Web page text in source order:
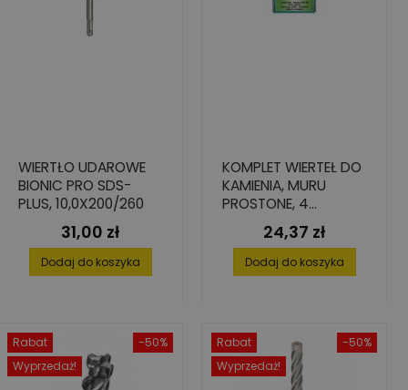
WIERTŁO UDAROWE
BIONIC PRO SDS-
PLUS, 10,0X200/260
Cena
31,00 zł
Dodaj do koszyka
KOMPLET WIERTEŁ DO
KAMIENIA, MURU
PROSTONE, 4
ELEMENTY: 5-10 MM
Cena
24,37 zł
Dodaj do koszyka
-50%
Rabat
Wyprzedaż!
-50%
Rabat
Wyprzedaż!